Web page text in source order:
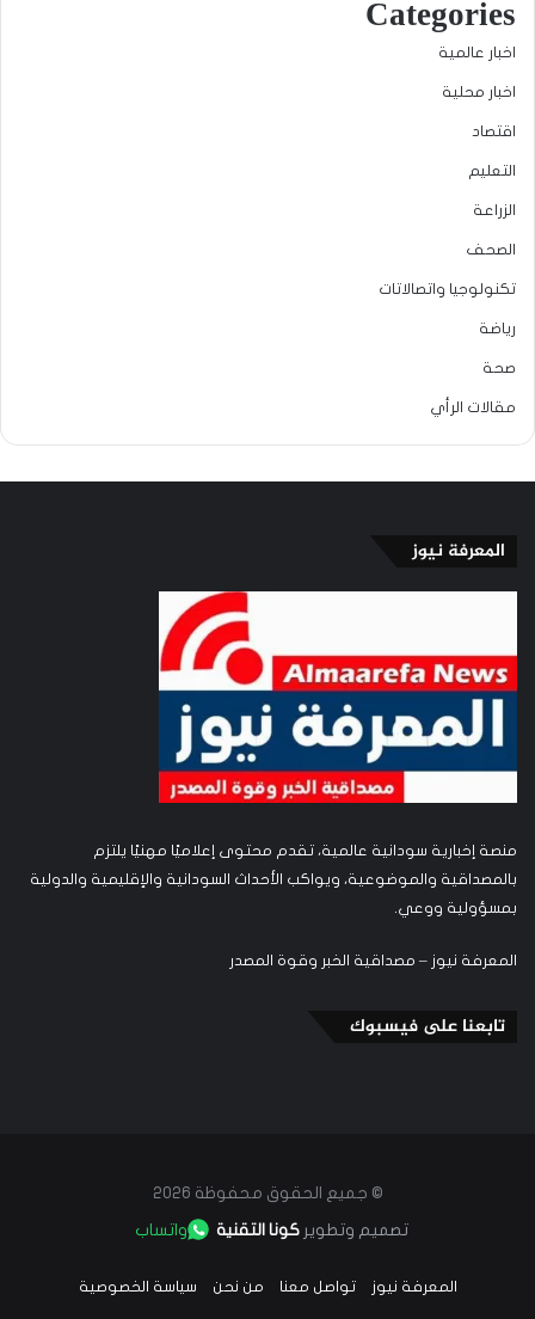
Categories
اخبار عالمية
اخبار محلية
اقتصاد
التعليم
الزراعة
الصحف
تكنولوجيا واتصالاتات
رياضة
صحة
مقالات الرأي
المعرفة نيوز
منصة إخبارية سودانية عالمية، تقدم محتوى إعلاميًا مهنيًا يلتزم
بالمصداقية والموضوعية، ويواكب الأحداث السودانية والإقليمية والدولية
بمسؤولية ووعي.
المعرفة نيوز – مصداقية الخبر وقوة المصدر
تابعنا على فيسبوك
© جميع الحقوق محفوظة 2026
تصميم وتطويركونا التقنية واتساب
المعرفة نيوز تواصل معنا من نحن سياسة الخصوصية